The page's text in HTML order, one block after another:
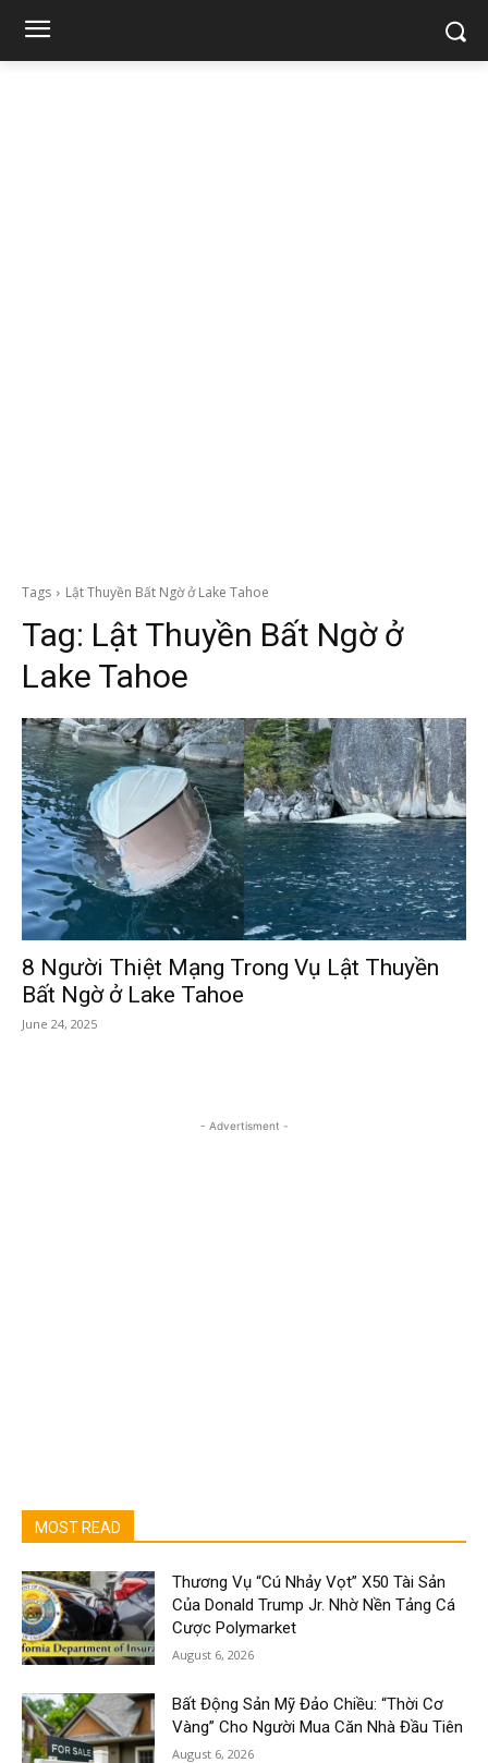
Tags Lật Thuyền Bất Ngờ ở Lake Tahoe
Tag: Lật Thuyền Bất Ngờ ở
Lake Tahoe
8 Người Thiệt Mạng Trong Vụ Lật Thuyền
Bất Ngờ ở Lake Tahoe
June 24, 2025
- Advertisment -
MOST READ
Thương Vụ “Cú Nhảy Vọt” X50 Tài Sản
Của Donald Trump Jr. Nhờ Nền Tảng Cá
Cược Polymarket
August 6, 2026
Bất Động Sản Mỹ Đảo Chiều: “Thời Cơ
Vàng” Cho Người Mua Căn Nhà Đầu Tiên
August 6, 2026